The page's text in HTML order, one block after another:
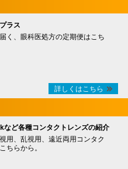
ラス
く、眼科医処方の定期便はこち
詳しくはこちら
など各種コンタクトレンズの紹介
用、乱視用、遠近両用コンタク
ちらから。